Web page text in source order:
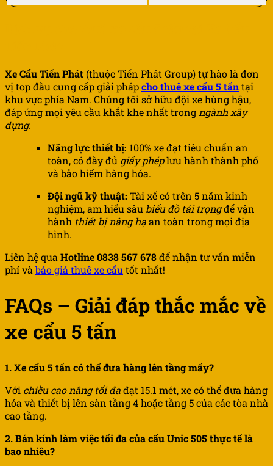
Xe Cẩu Tiến Phát (thuộc Tiến Phát Group) tự hào là đơn
vị top đầu cung cấp giải phápcho thuê xe cẩu 5 tấntại
khu vực phía Nam. Chúng tôi sở hữu đội xe hùng hậu,
đáp ứng mọi yêu cầu khắt khe nhất trong ngành xây
dựng.
Năng lực thiết bị: 100% xe đạt tiêu chuẩn an
toàn, có đầy đủ giấy phéplưu hành thành phố
và bảo hiểm hàng hóa.
Đội ngũ kỹ thuật: Tài xế có trên 5 năm kinh
nghiệm, am hiểu sâu biểu đồ tải trọngđể vận
hành thiết bị nâng hạan toàn trong mọi địa
hình.
Liên hệ qua Hotline 0838 567 678để nhận tư vấn miễn
phí vàbáo giá thuê xe cẩu tốt nhất!
FAQs – Giải đáp thắc mắc về
xe cẩu 5 tấn
1. Xe cẩu 5 tấn có thể đưa hàng lên tầng mấy?
Với chiều cao nâng tối đađạt 15.1 mét, xe có thể đưa hàng
hóa và thiết bị lên sàn tầng 4 hoặc tầng 5 của các tòa nhà
cao tầng.
2. Bán kính làm việc tối đa của cẩu Unic 505 thực tế là
bao nhiêu?